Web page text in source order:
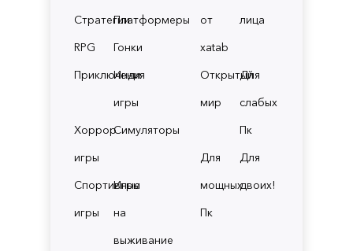
СтратегииПлатформеры
RPG
Гонки
Приключения
Инди
игры
Хоррор
игры
Симуляторы
Спортивные
игры
Игры
на
выживание
от
xatab
лица
Открытый
мир
Для
слабых
Пк
Для
мощных
Пк
Для
двоих!